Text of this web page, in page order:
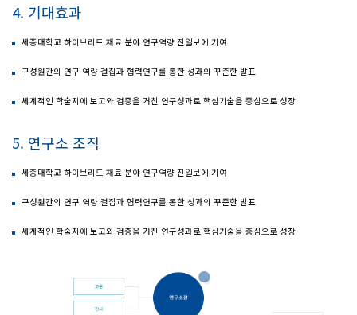
4. 기대효과
세종대학교 하이브리드 재료 분야 연구역량 진일보에 기여
구성원간의 연구 역량 결집과 협력연구를 통한 성과의 꾸준한 발표
세계적인 학술지에 보고와 검증을 거친 연구성과로 핵심기술을 중심으로 성장
5. 연구소 조직
세종대학교 하이브리드 재료 분야 연구역량 진일보에 기여
구성원간의 연구 역량 결집과 협력연구를 통한 성과의 꾸준한 발표
세계적인 학술지에 보고와 검증을 거친 연구성과로 핵심기술을 중심으로 성장